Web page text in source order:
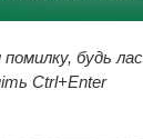
будь
Ctrl+Enter